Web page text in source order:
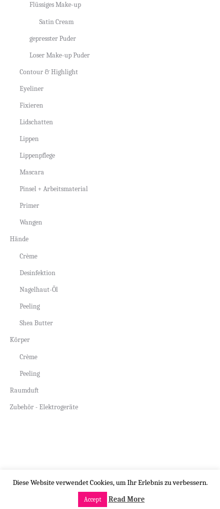
Flüssiges Make-up
Satin Cream
gepresster Puder
Loser Make-up Puder
Contour & Highlight
Eyeliner
Fixieren
Lidschatten
Lippen
Lippenpflege
Mascara
Pinsel + Arbeitsmaterial
Primer
Wangen
Hände
Crème
Desinfektion
Nagelhaut-Öl
Peeling
Shea Butter
Körper
Crème
Peeling
Raumduft
Zubehör - Elektrogeräte
Menü öffnen
Diese Website verwendet Cookies, um Ihr Erlebnis zu verbessern.
Accept Read More